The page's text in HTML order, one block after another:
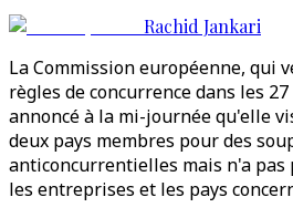
Rachid Jankari
La Commission européenne, qui
règles de concurrence dans les
annoncé à la mi-journée qu'elle
deux pays membres pour des
anticoncurrentielles mais n'a pas
les entreprises et les pays